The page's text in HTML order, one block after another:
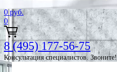
0 руб.
0
8 (495) 177-56-75
Консультация специалистов. Звоните!